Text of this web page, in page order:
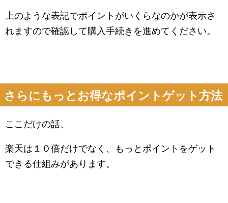
上のような表記でポイントがいくらなのかが表示さ
れますので確認して購入手続きを進めてください。
さらにもっとお得なポイントゲット方法
ここだけの話、
楽天は１０倍だけでなく、もっとポイントをゲット
できる仕組みがあります。